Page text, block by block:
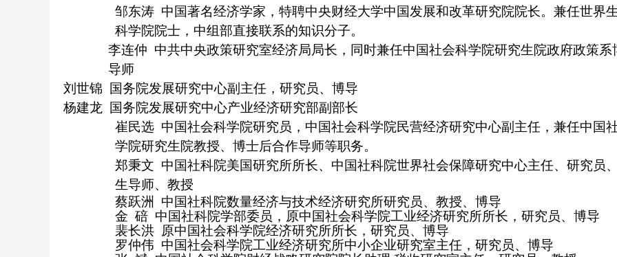
邹东涛 中国著名经济学家， 特聘中央财经大学中国发展和改革研究院院长。兼任世界
科学院院士，中组部直接联系的知识分子。
李连仲 中共中央政策研究室经济局局长，同时兼任中国社会科学院研究生院政府政策系
导师
刘世锦
国务院发展研究中心副主任，研究员、博导
杨建龙
国务院发展研究中心产业经济研究部副部长
崔民选 中国社会科学院研究员，中国社会科学院民营经济研究中心副主任，兼任中国
学院研究生院教授、博士后合作导师等职务。
郑秉文 中国社科院美国研究所所长、中国社科院世界社会保障研究中心主任、研究员
生导师、教授
蔡跃洲
中国社科院数量经济与技术经济研究所研究员、教授、博导
金 碚 中国社科院学部委员，原中国社会科学院工业经济研究所所长，研究员、博导
裴长洪 原中国社会科学院经济研究所所长，研究员、博导
罗仲伟 中国社会科学院工业经济研究所中小企业研究室主任，研究员、博导